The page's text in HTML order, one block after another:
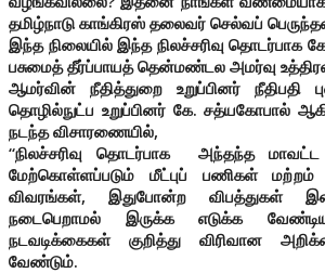
தமிழ்நாடு காங்கிரஸ் தலைவர் செல்வப்
இந்த நிலையில் இந்த நிலச்சரிவு தொடர்பாக
பசுமைத் தீர்ப்பாயத் தென்மண்டல அமர்வு
ஆமர்வின் நீதித்துறை உறுப்பினர் நீதிபதி
தொழில்நுட்ப உறுப்பினர் கே. சத்யகோபால்
நடந்த விசாரணையில்,
“நிலச்சரிவு தொடர்பாக அந்தந்த
மேற்கொள்ளப்படும் மீட்புப் பணிகள்
விவரங்கள், இதுபோன்ற விபத்துகள்
நடைபெறாமல் இருக்க எடுக்க
நடவடிக்கைகள் குறித்து விரிவான
வேண்டும்.